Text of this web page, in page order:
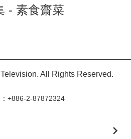
- 素食齋菜
All Rights Reserved.
+886-2-87872324